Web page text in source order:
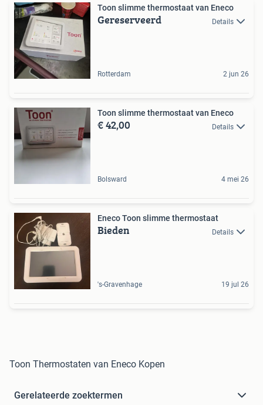
Toon slimme thermostaat van Eneco
Gereserveerd Details
Rotterdam 2 jun 26
Toon slimme thermostaat van Eneco
€ 42,00 Details
Bolsward 4 mei 26
Eneco Toon slimme thermostaat
Bieden Details
's-Gravenhage 19 jul 26
Toon Thermostaten van Eneco Kopen
Gerelateerde zoektermen